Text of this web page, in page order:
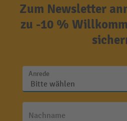
Zum Newsletter
zu -10 %
Anrede
Nachname